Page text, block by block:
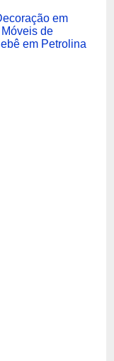
em
Móveis de
em Petrolina